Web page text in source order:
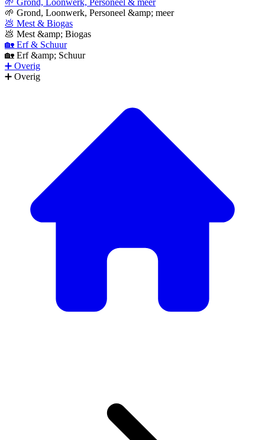
🌱 Grond, Loonwerk, Personeel & meer
🌱 Grond, Loonwerk, Personeel &amp; meer
💩 Mest & Biogas
💩 Mest &amp; Biogas
🏡 Erf & Schuur
🏡 Erf &amp; Schuur
➕ Overig
➕ Overig